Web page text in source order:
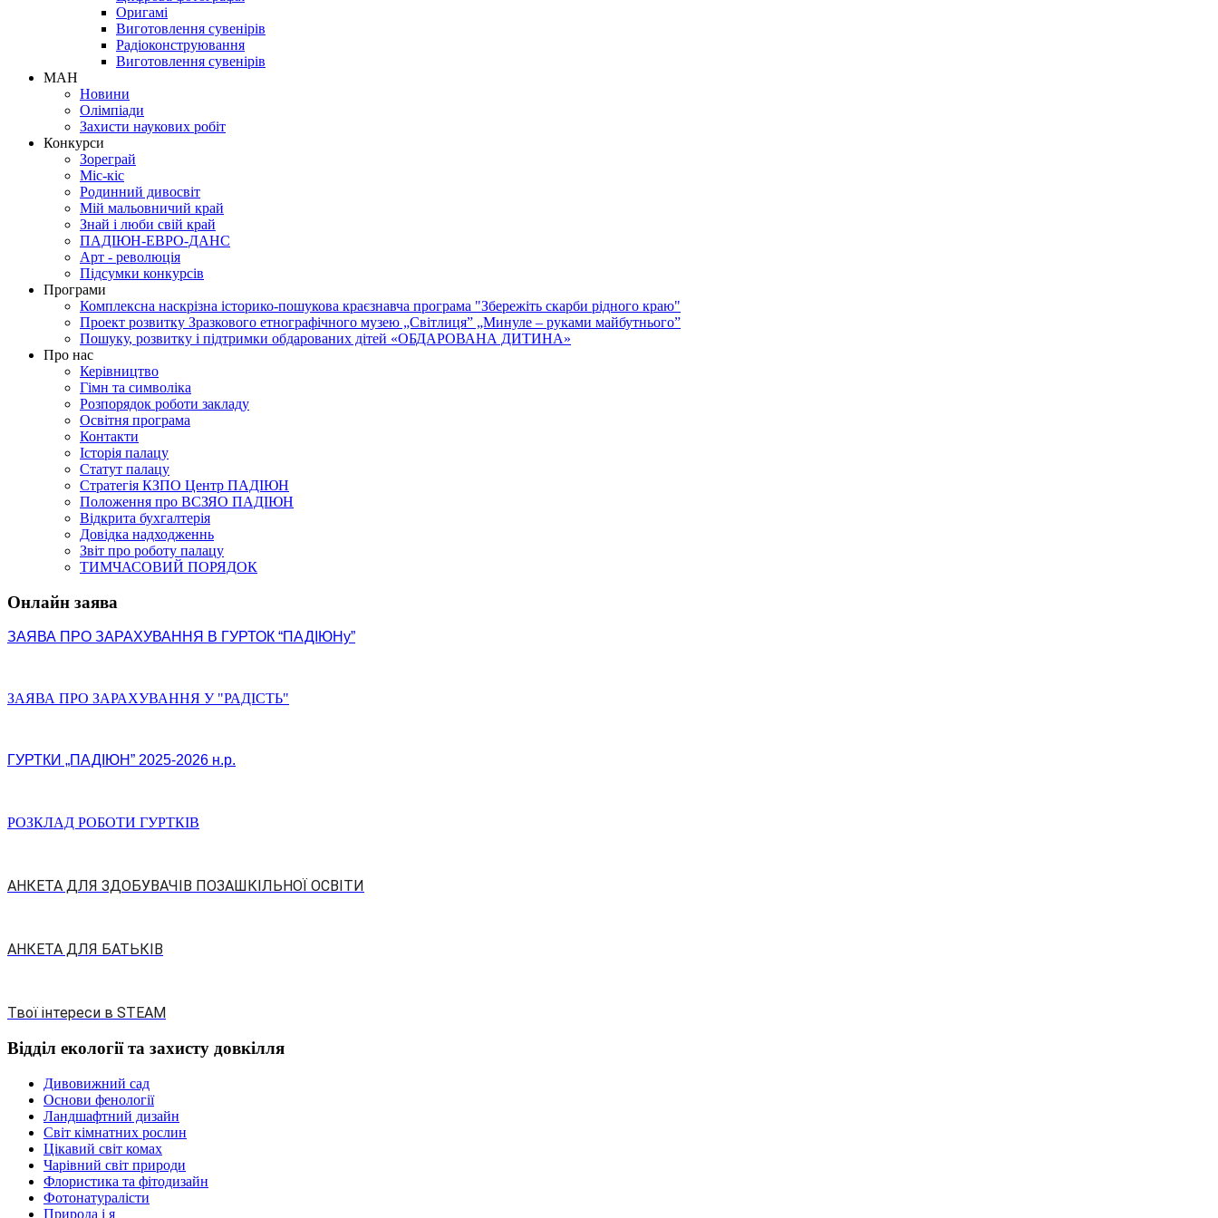
Оригамі
Виготовлення сувенірів
Радіоконструювання
Виготовлення сувенірів
МАН
Новини
Олімпіади
Захисти наукових робіт
Конкурси
Зореграй
Міс-кіс
Родинний дивосвіт
Мій мальовничий край
Знай і люби свій край
ПАДІЮН-ЕВРО-ДАНС
Арт - революція
Підсумки конкурсів
Програми
Комплексна наскрізна історико-пошукова краєзнавча програма "Збережіть скарби рідного краю"
Проект розвитку Зразкового етнографічного музею „Світлиця” „Минуле – руками майбутнього”
Пошуку, розвитку і підтримки обдарованих дітей «ОБДАРОВАНА ДИТИНА»
Про нас
Керівництво
Гімн та символіка
Розпорядок роботи закладу
Освітня програма
Контакти
Історія палацу
Статут палацу
Стратегія КЗПО Центр ПАДІЮН
Положення про ВСЗЯО ПАДІЮН
Відкрита бухгалтерія
Довідка надходженнь
Звіт про роботу палацу
ТИМЧАСОВИЙ ПОРЯДОК
Онлайн заява
ЗАЯВА ПРО ЗАРАХУВАННЯ В ГУРТОК “ПАДІЮНу”
ЗАЯВА ПРО ЗАРАХУВАННЯ У "РАДІСТЬ"
ГУРТКИ „ПАДІЮН” 2025-2026 н.р.
РОЗКЛАД РОБОТИ ГУРТКІВ
АНКЕТА ДЛЯ ЗДОБУВАЧІВ ПОЗАШКІЛЬНОЇ ОСВІТИ
АНКЕТА ДЛЯ БАТЬКІВ
Твої інтереси в STEAM
Відділ екології та захисту довкілля
Дивовижний сад
Основи фенології
Ландшафтний дизайн
Світ кімнатних рослин
Цікавий світ комах
Чарівний світ природи
Флористика та фітодизайн
Фотонатуралісти
Природа і я